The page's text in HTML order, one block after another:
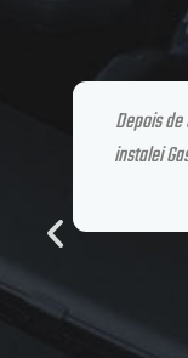
Percorri
melhores!